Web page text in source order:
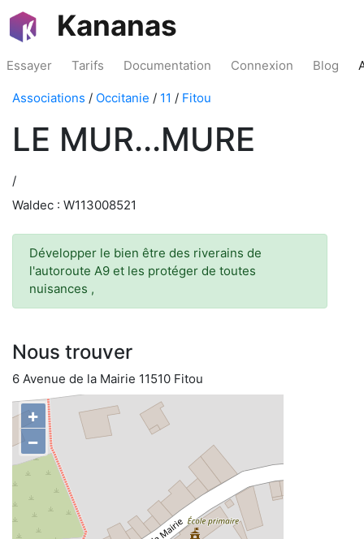
Kananas
Essayer Tarifs Documentation Connexion Blog
Associations / Occitanie / 11 / Fitou
LE MUR...MURE
/
Waldec : W113008521
Développer le bien être des riverains de
l'autoroute A9 et les protéger de toutes
nuisances ,
Nous trouver
6 Avenue de la Mairie 11510 Fitou
+
−